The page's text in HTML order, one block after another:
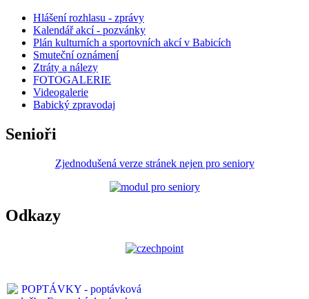
Hlášení rozhlasu - zprávy
Kalendář akcí - pozvánky
Plán kulturních a sportovních akcí v Babicích
Smuteční oznámení
Ztráty a nálezy
FOTOGALERIE
Videogalerie
Babický zpravodaj
Senioři
Zjednodušená verze stránek nejen pro seniory
Odkazy